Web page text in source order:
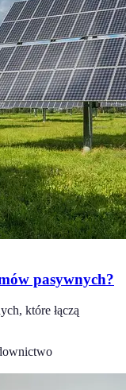
pasywnych?
które łączą